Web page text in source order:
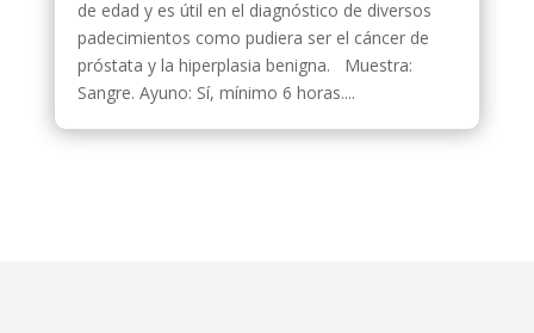
de edad y es útil en el diagnóstico de diversos
padecimientos como pudiera ser el cáncer de
próstata y la hiperplasia benigna. Muestra:
Sangre. Ayuno: Sí, mínimo 6 horas....